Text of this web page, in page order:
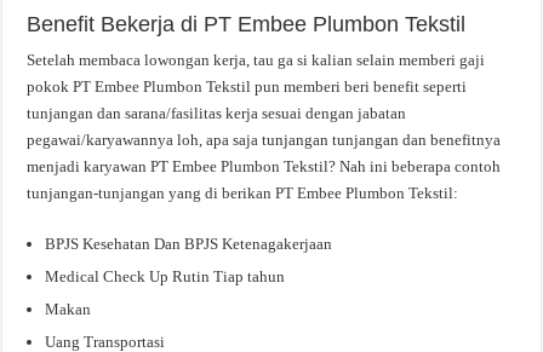
Benefit Bekerja di PT Embee Plumbon Tekstil
Setelah membaca lowongan kerja, tau ga si kalian selain memberi gaji
pokok PT Embee Plumbon Tekstil pun memberi beri benefit seperti
tunjangan dan sarana/fasilitas kerja sesuai dengan jabatan
pegawai/karyawannya loh, apa saja tunjangan tunjangan dan benefitnya
menjadi karyawan PT Embee Plumbon Tekstil? Nah ini beberapa contoh
tunjangan-tunjangan yang di berikan PT Embee Plumbon Tekstil:
BPJS Kesehatan Dan BPJS Ketenagakerjaan
Medical Check Up Rutin Tiap tahun
Makan
Uang Transportasi